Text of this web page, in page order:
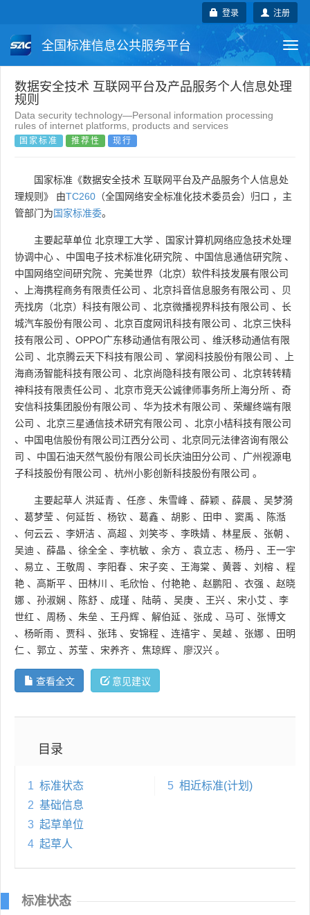
注册
登录
全国标准信息公共服务平台
国家标准 行业标准 地方标准
团体标准 企业标准 国际标准
数据安全技术 互联网平台及产品服务个人信息处理
规则
Data security technology—Personal information processing
rules of internet platforms, products and services
国家标准 推荐性 现行
国家标准《数据安全技术 互联网平台及产品服务个人信息处
理规则》 由TC260 （全国网络安全标准化技术委员会）归口 ，主
管部门为国家标准委。
主要起草单位 北京理工大学 、
国家计算机网络应急技术处理
协调中心 、 中国电子技术标准化研究院 、 中国信息通信研究院 、
中国网络空间研究院 、 完美世界（北京）软件科技发展有限公司
、
上海携程商务有限责任公司 、 北京抖音信息服务有限公司 、
贝
壳找房（北京）科技有限公司 、 北京微播视界科技有限公司 、 长
城汽车股份有限公司 、 北京百度网讯科技有限公司 、 北京三快科
技有限公司 、 OPPO广东移动通信有限公司 、 维沃移动通信有限
公司 、 北京腾云天下科技有限公司 、 掌阅科技股份有限公司 、
上
海商汤智能科技有限公司 、 北京尚隐科技有限公司 、 北京转转精
神科技有限责任公司 、 北京市竞天公诚律师事务所上海分所 、 奇
安信科技集团股份有限公司 、 华为技术有限公司 、 荣耀终端有限
公司 、 北京三星通信技术研究有限公司 、 北京小桔科技有限公司
、 中国电信股份有限公司江西分公司 、 北京同元法律咨询有限公
司 、 中国石油天然气股份有限公司长庆油田分公司 、 广州视源电
子科技股份有限公司 、 杭州小影创新科技股份有限公司 。
主要起草人 洪延青 、 任彦 、 朱雪峰 、 薛颖 、 薛晨 、 吴梦漪
、 葛梦莹 、 何延哲 、 杨钦 、 葛鑫 、 胡影 、 田申 、 窦禹 、
陈湉
、 何云云 、 李妍洁 、 高超 、 刘笑岑 、 李昳婧 、 林星辰 、 张朝 、
吴迪 、 薛晶 、 徐全全 、 李杭敏 、 余方 、 袁立志 、 杨丹 、 王一宇
、 易立 、 王敬周 、 李阳春 、 宋子奕 、 王海棠 、 黄蓉 、 刘榕 、 程
艳 、 高斯平 、 田林川 、 毛欣怡 、 付艳艳 、 赵鹏阳 、 衣强 、 赵晓
娜 、 孙淑娴 、 陈舒 、 成瑾 、 陆萌 、 吴庚 、 王兴 、 宋小艾 、 李
世红 、 周杨 、 朱垒 、 王丹辉 、 解伯延 、 张成 、 马可 、 张博文
、 杨昕雨 、 贾科 、 张玮 、 安锦程 、 连禧宇 、 吴越 、 张娜 、
田明
仁 、 郭立 、 苏莹 、 宋养齐 、 焦琼辉 、 廖汉兴 。
查看全文 意见建议
目录
1 标准状态
2 基础信息
3 起草单位
4 起草人
5 相近标准(计划)
标准状态